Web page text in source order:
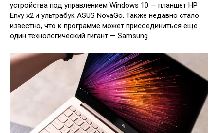
устройства под управлением Windows 10 — планшет HP
Envy x2 и ультрабук ASUS NovaGo. Также недавно стало
известно, что к программе может присоединиться ещё
один технологический гигант — Samsung.